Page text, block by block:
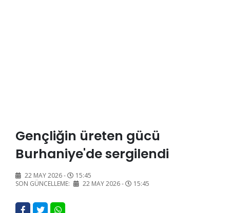
Gençliğin üreten gücü
Burhaniye'de sergilendi
22 MAY 2026 -
15:45
SON GÜNCELLEME:
22 MAY 2026 - 15:45